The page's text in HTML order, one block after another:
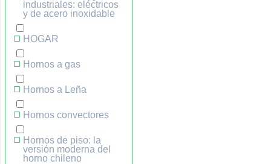
industriales: eléctricos
y de acero inoxidable
HOGAR
Hornos a gas
Hornos a Leña
Hornos convectores
Hornos de piso: la
versión moderna del
horno chileno